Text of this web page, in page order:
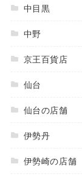
中目黒
中野
京王百貨店
仙台
仙台の店舗
伊勢丹
伊勢崎の店舗